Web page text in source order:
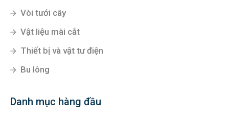
Vòi tưới cây
Vật liệu mài cắt
Thiết bị và vật tư điện
Bu lông
Danh mục hàng đầu